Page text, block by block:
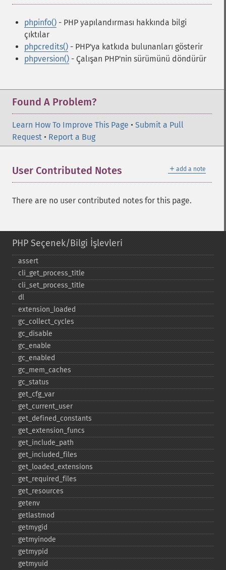
phpinfo() - PHP yapılandırması hakkında bilgi
çıktılar
phpcredits() - PHP'ya katkıda bulunanları gösterir
phpversion() - Çalışan PHP'nin sürümünü döndürür
Found A Problem?
Learn How To Improve This Page • Submit a Pull
Request • Report a Bug
＋ add a note
User Contributed Notes
There are no user contributed notes for this page.
PHP Seçenek/Bilgi İşlevleri
assert
cli_​get_​process_​title
cli_​set_​process_​title
dl
extension_​loaded
gc_​collect_​cycles
gc_​disable
gc_​enable
gc_​enabled
gc_​mem_​caches
gc_​status
get_​cfg_​var
get_​current_​user
get_​defined_​constants
get_​extension_​funcs
get_​include_​path
get_​included_​files
get_​loaded_​extensions
get_​required_​files
get_​resources
getenv
getlastmod
getmygid
getmyinode
getmypid
getmyuid